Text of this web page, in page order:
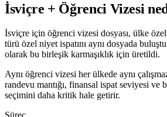
İsviçre + Öğrenci Vizesi
İsviçre için öğrenci vizesi dosyası, ülke
türü özel niyet ispatını aynı dosyada
olarak bu birleşik karmaşıklık için üretildi.
Aynı öğrenci vizesi her ülkede aynı
randevu mantığı, finansal ispat seviyesi ve
seçimini daha kritik hale getirir.